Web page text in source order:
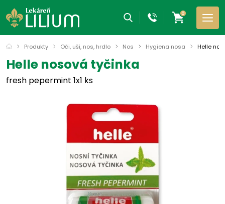
0
Produkty Oči, uši, nos, hrdlo Nos Hygiena nosa Helle
Helle nosová tyčinka
fresh pepermint 1x1 ks